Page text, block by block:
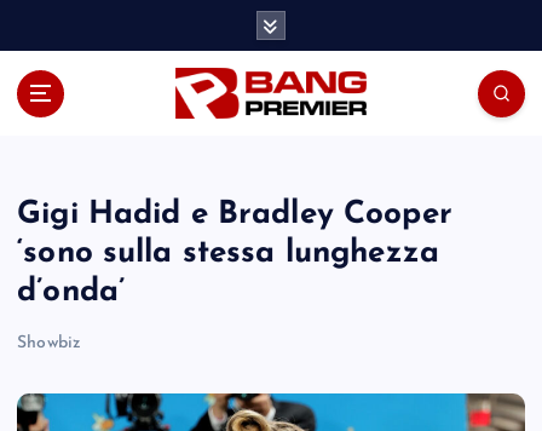
Gigi Hadid e Bradley Cooper
‘sono sulla stessa lunghezza
d’onda’
Showbiz